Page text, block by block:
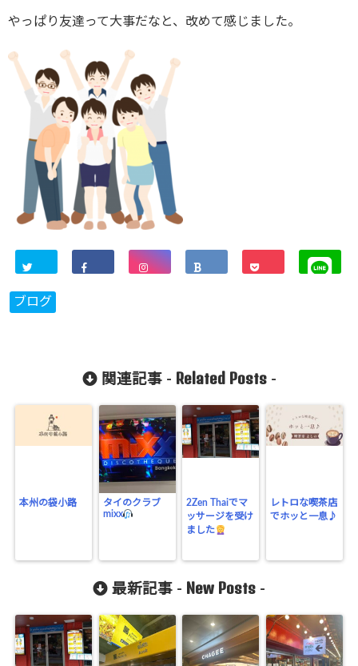
やっぱり友達って大事だなと、改めて感じました。
ブログ
関連記事 - Related Posts-
本州の袋小路
タイのクラブ
mixx
2Zen Thaiでマ
ッサージを受け
ました
レトロな喫茶店
でホッと一息♪
最新記事 - New Posts -